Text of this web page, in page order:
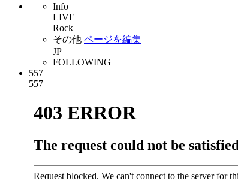
Info
LIVE
Rock
その他 ページを編集
JP
FOLLOWING
557
557